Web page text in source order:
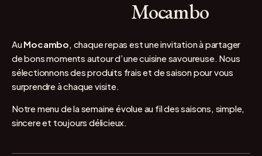
Mocambo
AuMocambo, chaque repas est une invitation à partager
de bons moments autour d’une cuisine savoureuse. Nous
sélectionnons des produits frais et de saison pour vous
surprendre à chaque visite.
Notre menu de la semaine évolue au fil des saisons, simple,
sincere et toujours délicieux.